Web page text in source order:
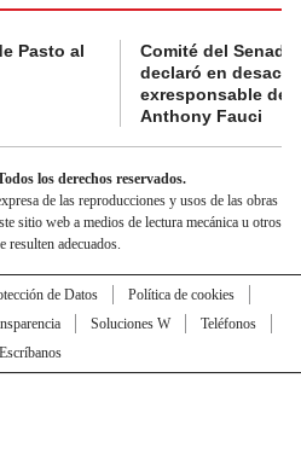
Pasto al
Comité del Senado
declaró en
exresponsable de
Anthony Fauci
los derechos reservados.
de las reproducciones y usos de las obras
sitio web a medios de lectura mecánica u otros
resulten adecuados.
de Datos
Política de cookies
Soluciones W
Teléfonos
Escríbanos